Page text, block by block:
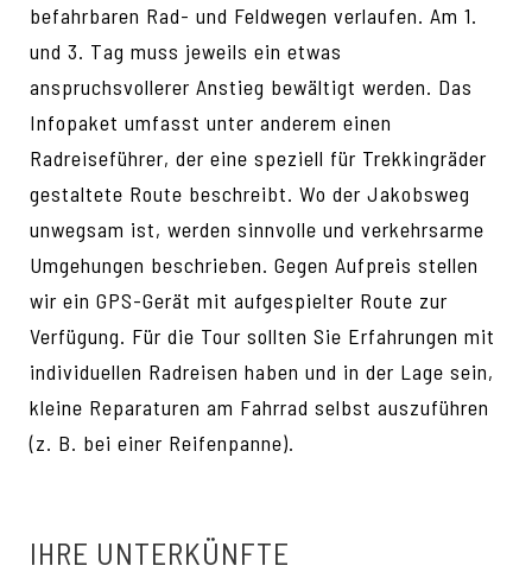
befahrbaren Rad- und Feldwegen verlaufen. Am 1.
und 3. Tag muss jeweils ein etwas
anspruchsvollerer Anstieg bewältigt werden. Das
Infopaket umfasst unter anderem einen
Radreiseführer, der eine speziell für Trekkingräder
gestaltete Route beschreibt. Wo der Jakobsweg
unwegsam ist, werden sinnvolle und verkehrsarme
Umgehungen beschrieben. Gegen Aufpreis stellen
wir ein GPS-Gerät mit aufgespielter Route zur
Verfügung. Für die Tour sollten Sie Erfahrungen mit
individuellen Radreisen haben und in der Lage sein,
kleine Reparaturen am Fahrrad selbst auszuführen
(z. B. bei einer Reifenpanne).
IHRE UNTERKÜNFTE